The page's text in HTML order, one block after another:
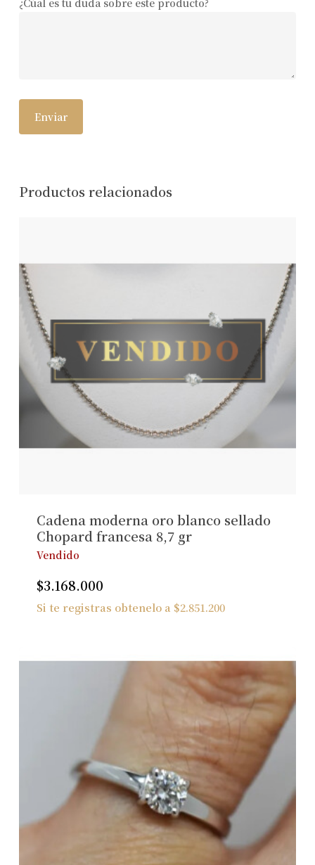
¿Cúal es tu duda sobre este producto?
Productos relacionados
Cadena moderna oro blanco sellado
Chopard francesa 8,7 gr
Vendido
$3.168.000
Si te registras obtenelo a $2.851.200